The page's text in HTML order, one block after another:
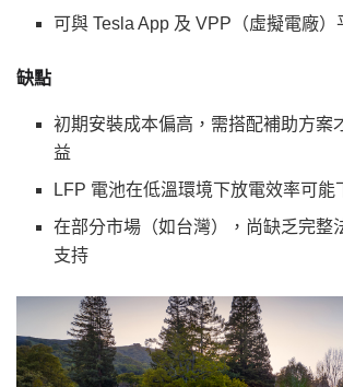
可與 Tesla App 及 VPP（虛擬電廠）
缺點
初期安裝成本偏高，需搭配補助方案
益
LFP 電池在低溫環境下放電效率可能
在部分市場（如台灣），尚缺乏完整
支持